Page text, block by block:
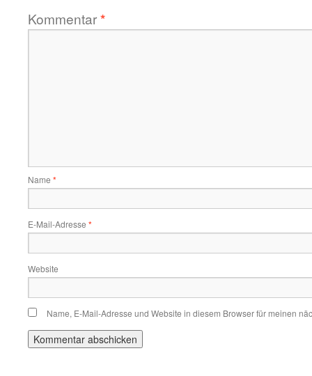
Kommentar*
Name *
E-Mail-Adresse *
Website
Name, E-Mail-Adresse und Website in diesem Browser für meinen